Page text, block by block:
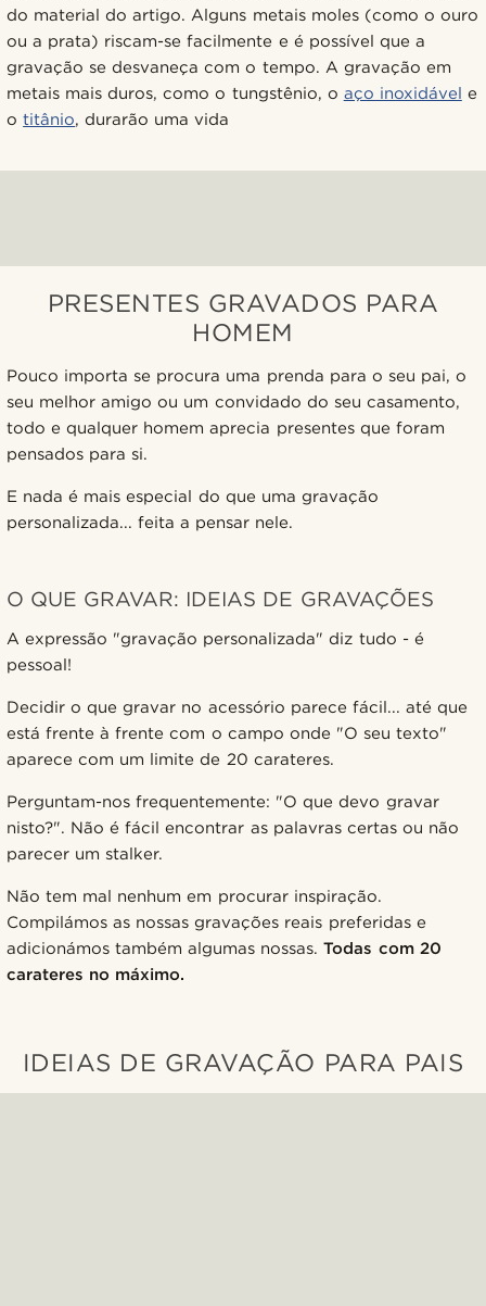
do material do artigo. Alguns metais moles (como o ouro
ou a prata) riscam-se facilmente e é possível que a
gravação se desvaneça com o tempo. A gravação em
metais mais duros, como o tungstênio, o aço inoxidável e
otitânio, durarão uma vida
PRESENTES GRAVADOS PARA
HOMEM
Pouco importa se procura uma prenda para o seu pai, o
seu melhor amigo ou um convidado do seu casamento,
todo e qualquer homem aprecia presentes que foram
pensados para si.
E nada é mais especial do que uma gravação
personalizada... feita a pensar nele.
O QUE GRAVAR: IDEIAS DE GRAVAÇÕES
A expressão "gravação personalizada" diz tudo - é
pessoal!
Decidir o que gravar no acessório parece fácil... até que
está frente à frente com o campo onde "O seu texto"
aparece com um limite de 20 carateres.
Perguntam-nos frequentemente: "O que devo gravar
nisto?". Não é fácil encontrar as palavras certas ou não
parecer um stalker.
Não tem mal nenhum em procurar inspiração.
Compilámos as nossas gravações reais preferidas e
adicionámos também algumas nossas.Todas com 20
carateres no máximo.
IDEIAS DE GRAVAÇÃO PARA PAIS